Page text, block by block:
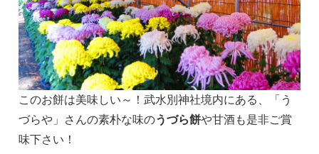
このお餅は美味しい～！武水別神社境内にある、「う
づらや」さんの素朴な味のうづら餅や甘酒も是非ご賞
味下さい！